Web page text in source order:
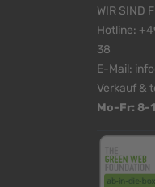
WIR SIND
Hotline:
38
E-Mail:
Verkauf &
Mo-Fr: 8-